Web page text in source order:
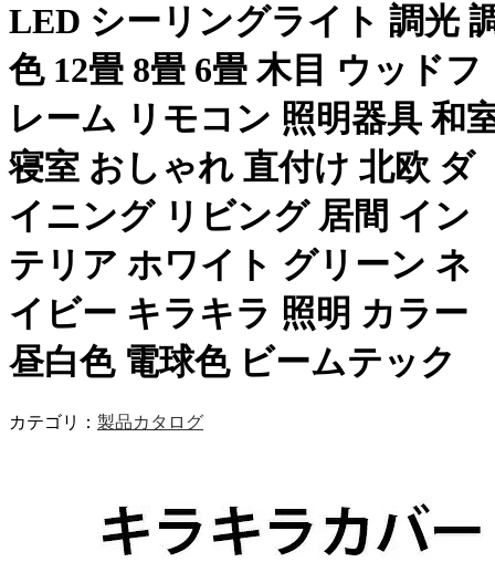
LED シーリングライト 調光
色 12畳 8畳 6畳 木目 ウッドフ
レーム リモコン 照明器具 和
寝室 おしゃれ 直付け 北欧 ダ
イニング リビング 居間 イン
テリア ホワイト グリーン ネ
イビー キラキラ 照明 カラー
昼白色 電球色 ビームテック
カテゴリ： 製品カタログ